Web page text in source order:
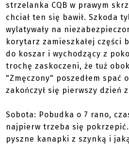
strzelanka CQB w prawym
chciał ten się bawił. Szkoda
wylatywały na
korytarz zamieszkałej części
do koszar i wychodzący z
trochę zaskoczeni, że tuż
"Zmęczony" poszedłem spać
zakończył się pierwszy dzień
Sobota: Pobudka o 7 rano,
najpierw trzeba się
pyszne kanapki z szynką i